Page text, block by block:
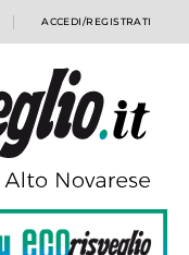
ACCEDI/REGISTRATI